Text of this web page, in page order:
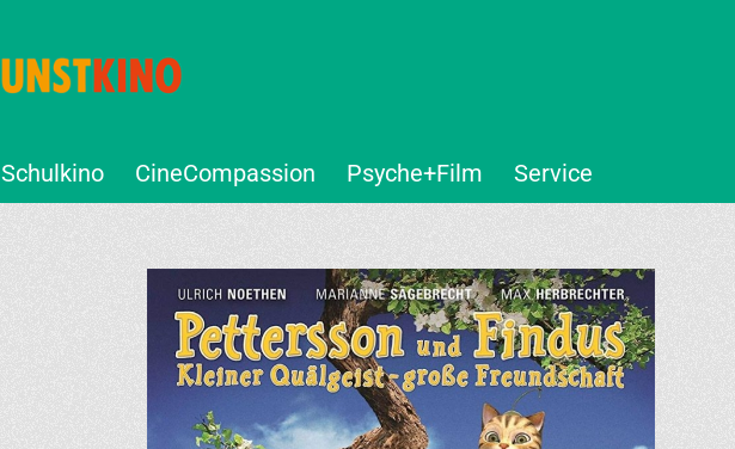
Schulkino CineCompassion Psyche+Film Service